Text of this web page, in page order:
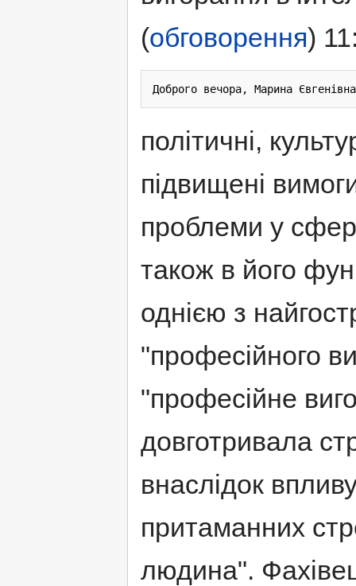
(обговорення)
політичні,
підвищені
проблеми у
також в його
однією з
"професійного
"професійне
довготривала
внаслідок
притаманних
людина".